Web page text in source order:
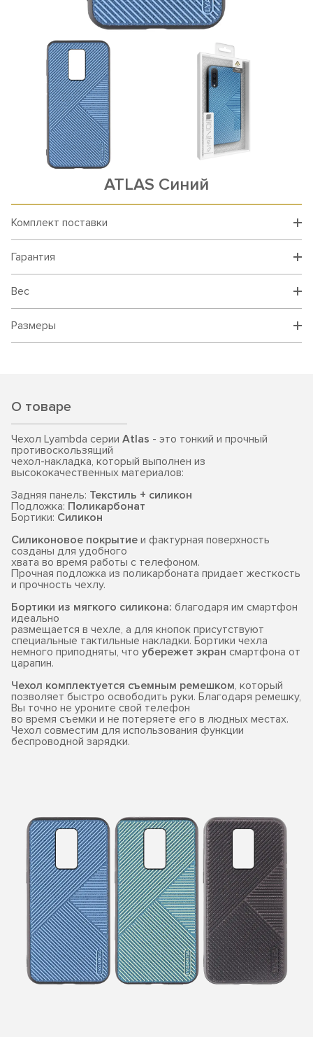
ATLAS Синий
Комплект поставки
Гарантия
Вес
Размеры
О товаре
Чехол Lyambda серии Atlas - это тонкий и прочный
противоскользящий
чехол-накладка, который выполнен из
высококачественных материалов:
Задняя панель: Текстиль + силикон
Подложка: Поликарбонат
Бортики: Силикон
Силиконовое покрытие и фактурная поверхность
созданы для удобного
хвата во время работы с телефоном.
Прочная подложка из поликарбоната придает жесткость
и прочность чехлу.
Бортики из мягкого силикона: благодаря им смартфон
идеально
размещается в чехле, а для кнопок присутствуют
специальные тактильные накладки. Бортики чехла
немного приподняты, что убережет экран смартфона от
царапин.
Чехол комплектуется съемным ремешком, который
позволяет быстро освободить руки. Благодаря ремешку,
Вы точно не уроните свой телефон
во время съемки и не потеряете его в людных местах.
Чехол совместим для использования функции
беспроводной зарядки.